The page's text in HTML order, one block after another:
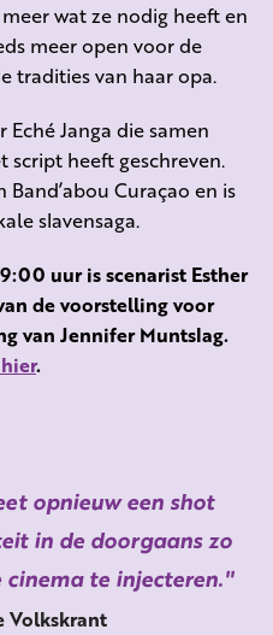
wat ze nodig heeft en
meer open voor de
tradities van haar opa.
Eché Janga die samen
script heeft geschreven.
Curaçao en is
slavensaga.
uur is scenarist Esther
de voorstelling voor
van Jennifer Muntslag.
.
opnieuw een shot
in de doorgaans zo
te injecteren.
Volkskrant